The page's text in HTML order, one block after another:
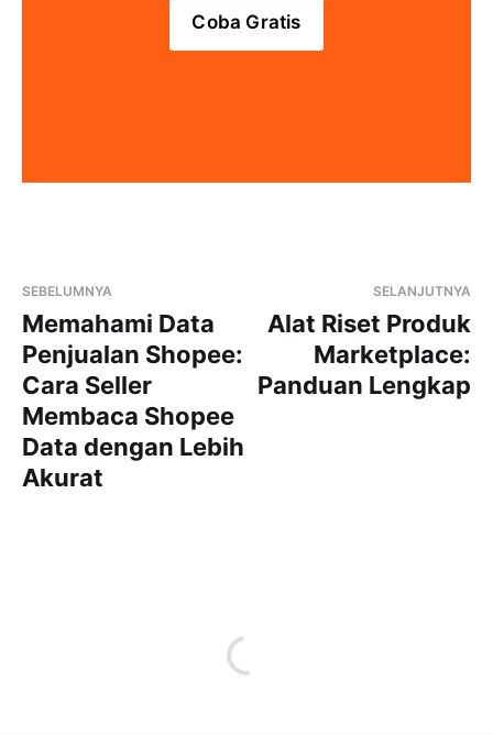
Coba Gratis
SEBELUMNYA
Memahami Data
Penjualan Shopee:
Cara Seller
Membaca Shopee
Data dengan Lebih
Akurat
SELANJUTNYA
Alat Riset Produk
Marketplace:
Panduan Lengkap